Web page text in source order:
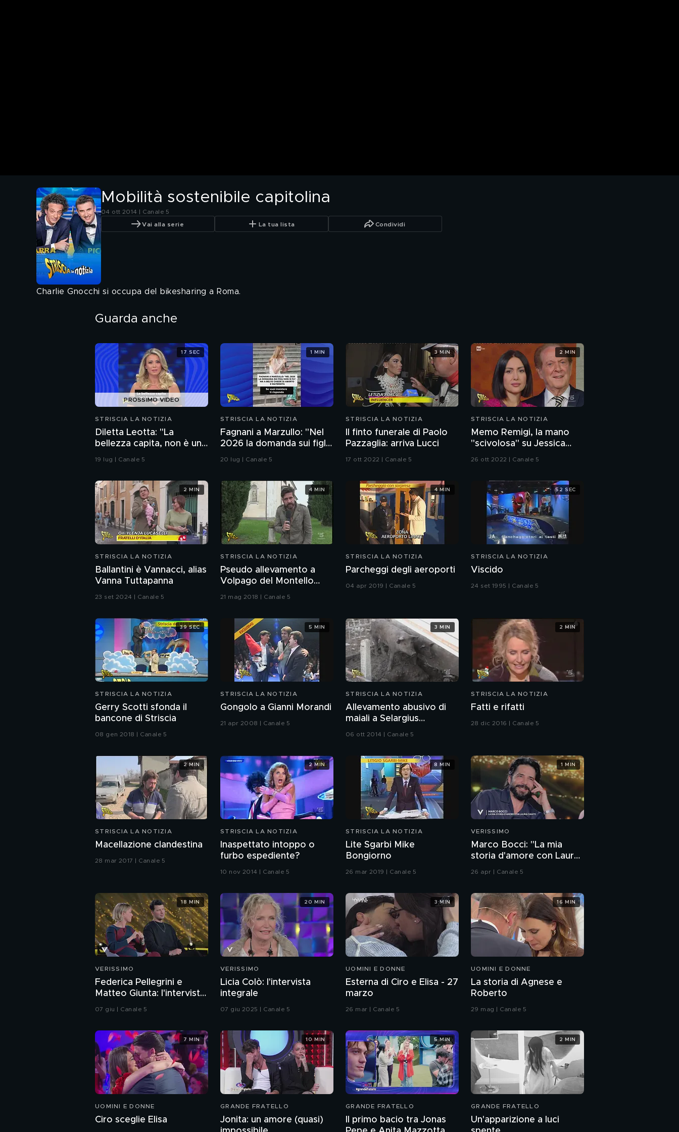
Mobilità sostenibile capitolina
04 ott 2014 | Canale 5
Vai alla serie La tua lista Condividi
Charlie Gnocchi si occupa del bikesharing a Roma.
Guarda anche
PROSSIMO VIDEO
STRISCIA LA NOTIZIA
Diletta Leotta: "La
bellezza capita, non è un
merito". Ecco la risposta
19 lug | Canale 5
17 SEC
STRISCIA LA NOTIZIA
Fagnani a Marzullo: "Nel
2026 la domanda sui figli
non si fa". Ma a Belve
20 lug | Canale 5
1 MIN
STRISCIA LA NOTIZIA
Il finto funerale di Paolo
Pazzaglia: arriva Lucci
17 ott 2022 | Canale 5
3 MIN
STRISCIA LA NOTIZIA
Memo Remigi, la mano
"scivolosa" su Jessica
Morlacchi
26 ott 2022 | Canale 5
2 MIN
STRISCIA LA NOTIZIA
Ballantini è Vannacci, alias
Vanna Tuttapanna
23 set 2024 | Canale 5
2 MIN
STRISCIA LA NOTIZIA
Pseudo allevamento a
Volpago del Montello
21 mag 2018 | Canale 5
4 MIN
STRISCIA LA NOTIZIA
Parcheggi degli aeroporti
04 apr 2019 | Canale 5
4 MIN
STRISCIA LA NOTIZIA
Viscido
24 set 1995 | Canale 5
52 SEC
STRISCIA LA NOTIZIA
Gerry Scotti sfonda il
bancone di Striscia
08 gen 2018 | Canale 5
39 SEC
STRISCIA LA NOTIZIA
Gongolo a Gianni Morandi
21 apr 2008 | Canale 5
5 MIN
STRISCIA LA NOTIZIA
Allevamento abusivo di
maiali a Selargius
06 ott 2014 | Canale 5
3 MIN
STRISCIA LA NOTIZIA
Fatti e rifatti
28 dic 2016 | Canale 5
2 MIN
STRISCIA LA NOTIZIA
Macellazione clandestina
28 mar 2017 | Canale 5
2 MIN
STRISCIA LA NOTIZIA
Inaspettato intoppo o
furbo espediente?
10 nov 2014 | Canale 5
2 MIN
STRISCIA LA NOTIZIA
Lite Sgarbi Mike
Bongiorno
26 mar 2019 | Canale 5
8 MIN
VERISSIMO
Marco Bocci: "La mia
storia d'amore con Laura
Chiatti"
26 apr | Canale 5
1 MIN
VERISSIMO
Federica Pellegrini e
Matteo Giunta: l'intervista
integrale
07 giu | Canale 5
18 MIN
VERISSIMO
Licia Colò: l'intervista
integrale
07 giu 2025 | Canale 5
20 MIN
UOMINI E DONNE
Esterna di Ciro e Elisa - 27
marzo
26 mar | Canale 5
3 MIN
UOMINI E DONNE
La storia di Agnese e
Roberto
29 mag | Canale 5
16 MIN
UOMINI E DONNE
Ciro sceglie Elisa
7 MIN
GRANDE FRATELLO
Jonita: un amore (quasi)
10 MIN
GRANDE FRATELLO
Il primo bacio tra Jonas
5 MIN
GRANDE FRATELLO
Un'apparizione a luci
2 MIN